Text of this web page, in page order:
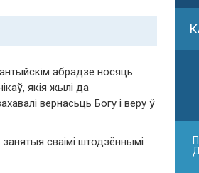
абрадзе носяць
якія жылі да
вернасьць Богу і веру ў
сваімі штодзённымі